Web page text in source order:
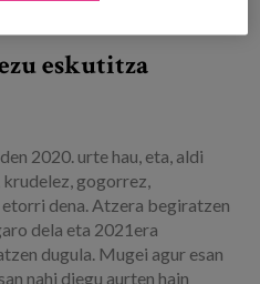
eskutitza
2020. urte hau, eta, aldi
gogorrez,
dena. Atzera begiratzen
dela eta 2021era
dugula. Mugei agur esan
nahi diegu aurten hain